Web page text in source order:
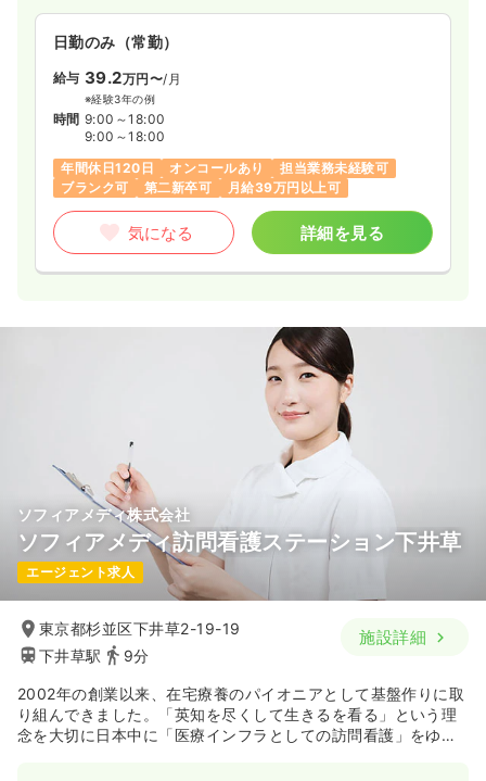
日勤のみ（常勤）
給与 39.2万円〜/月
※経験3年の例
時間 9:00～18:00
9:00～18:00
年間休日120日
オンコールあり
担当業務未経験可
ブランク可
第二新卒可 月給39万円以上可
気になる 詳細を見る
ソフィアメディ株式会社
ソフィアメディ訪問看護ステーション下井草
エージェント求人
東京都杉並区下井草2-19-19
下井草駅
9分
施設詳細
2002年の創業以来、在宅療養のパイオニアとして基盤作りに取
り組んできました。「英知を尽くして生きるを看る」という理
念を大切に日本中に「医療インフラとしての訪問看護」をゆき